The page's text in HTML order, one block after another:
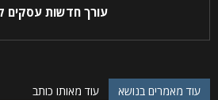
עורך חדשות עסקים
עוד מאמרים בנושא עוד מאותו כותב